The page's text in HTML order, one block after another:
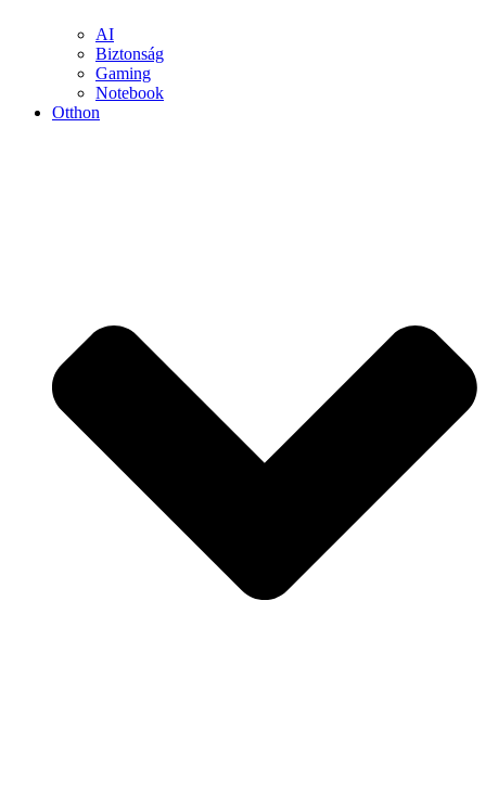
AI
Biztonság
Gaming
Notebook
Otthon